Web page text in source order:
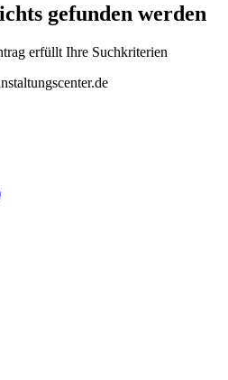
gefunden werden
erfüllt Ihre Suchkriterien